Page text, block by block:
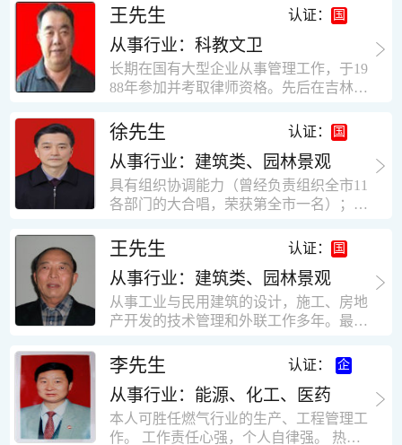
术负责人，该项目为水泥生产线，该项目
有圆形连体熟料仓12，每个直径9米高41
米，砖混结构，皮带运输走廊一个，框架
结构长185米，高5.2米的框架结构。1991
年调入新乡市新营建筑公司历任：七里三
营乡刘庄火力发电厂项目经理，该项目有
平方装配式工业厂房，焦作市林果住宅小
区项目经理，该项目有住宅楼9栋6层砖混
结构，总建筑面积36000平方米。2004年
限公司专业监理工程师，广东重工监理有
限公司任专业监理工程师，监督的工程
有：广东东莞市花润雪花啤酒厂二期扩建
工程，该工程有钢结构工业厂房2栋，每
栋9000平方米。东莞市新世纪花苑，该工
场；一栋17层。2栋总面积32000平方米，
框架结构。南奥园金州商业步行街等工
程。30年的工作经验积累，使自己能适应
建筑行业的多种工作岗位。
闭路电视监控系统、防盗报警系统、门禁
一卡通系统、停车场管理系统、巡更系
统、远程抄表系统等相关系统主流产品，
有较强的售前技术支持能力，并具有较丰
富的设备调试经验； 能独立完成系统集成
建与扩充经验，并具备教育训练能力；
王先生 认证：
从事行业：科教文卫
长期在国有大型企业从事管理工作，于19
88年参加并考取律师资格。先后在吉林油
辽宁华夏律师事务所和辽宁鑫诺律师事务
所执业。王律师在数十年的执业经历中，
多次与美国、英国、香港、北京、深圳等
地的律师共同办理法律事务。 对民商事的
诉讼和非诉讼的合同纠纷、劳动纠纷、债
对刑事案件、仲裁案件都颇有造诣。尤其
擅长处理涉及公司管理、企业改制，资产
收购重组等法律业务。王律师有多篇学术
论文在省部级会议和刊物上发表。数十年
的执业经历中，王律师经办了数百起诉讼
和非诉讼案件，取得了较好的经济效益和
律师一贯的工作作风；法律第一和当事人
合法权益第一，忠诚和敬业是王福营律师
的永恒的追求。
徐先生 认证：
从事行业：建筑类、园林景观
具有组织协调能力（曾经负责组织全市11
各部门的大合唱，荣获第全市一名）；知
等领域）；实际工作能力强，且经验丰
富。
王先生 认证：
从事行业：建筑类、园林景观
从事工业与民用建筑的设计，施工、房地
产开发的技术管理和外联工作多年。最大
最高26层。基础理论和专业技术知识功底
深厚，能熟练从事复杂技术工程的设计与
计算工作，有丰富的大中型工程项目的施
工技术经验。知识广博，设计、施工、予
决算、资产评估等都有较深造诣。曾独立
李先生 认证：
从事行业：能源、化工、医药
本人可胜任燃气行业的生产、工程管理工
作。 工作责任心强，个人自律强。 热爱